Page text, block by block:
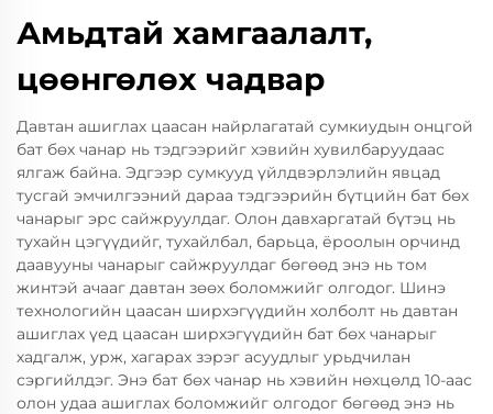
Амьдтай хамгаалалт,
цөөнгөлөх чадвар
Давтан ашиглах цаасан найрлагатай сумкиудын онцгой
бат бөх чанар нь тэдгээрийг хэвийн хувилбаруудаас
ялгаж байна. Эдгээр сумкууд үйлдвэрлэлийн явцад
тусгай эмчилгээний дараа тэдгээрийн бүтцийн бат бөх
чанарыг эрс сайжруулдаг. Олон давхаргатай бүтэц нь
тухайн цэгүүдийг, тухайлбал, барьца, ёроолын орчинд
даавууны чанарыг сайжруулдаг бөгөөд энэ нь том
жинтэй ачааг давтан зөөх боломжийг олгодог. Шинэ
технологийн цаасан ширхэгүүдийн холболт нь давтан
ашиглах үед цаасан ширхэгүүдийн бат бөх чанарыг
хадгалж, урж, хагарах зэрэг асуудлыг урьдчилан
сэргийлдэг. Энэ бат бөх чанар нь хэвийн нөхцөлд 10-аас
олон удаа ашиглах боломжийг олгодог бөгөөд энэ нь